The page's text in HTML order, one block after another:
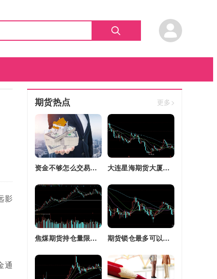
影
通
期货热点 更多>
资金不够怎么交易股指期货(资金不够怎么交易股指期货呢) 大连星海期货大厦四区改建(大连星海广场期货大厦)
焦煤期货持仓量限额(焦煤期货持仓量限额是多少) 期货锁仓最多可以多长时间(期货锁仓最多可以多长时间卖出)